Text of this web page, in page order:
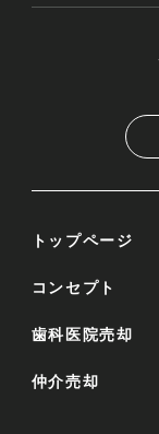
トップページ
コンセプト
歯科医院売却
仲介売却